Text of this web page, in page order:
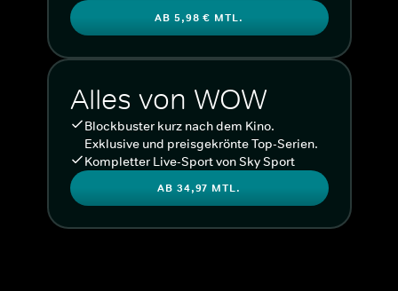
AB 5,98 € MTL.
Alles von WOW
Blockbuster kurz nach dem Kino.
Exklusive und preisgekrönte Top-Serien.
Kompletter Live-Sport von Sky Sport
AB 34,97 MTL.